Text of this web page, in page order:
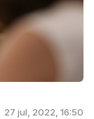
27 jul, 2022, 16:50